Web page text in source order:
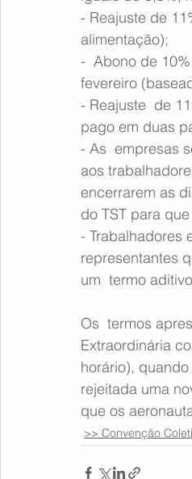
- Reajuste de
alimentação);
-  Abono de
fevereiro
- Reajuste  de
pago em duas
- As  empresas
aos
encerrarem as
do TST para
- Trabalhadores
representantes
um  termo
Os  termos
Extraordinária
horário),
rejeitada uma
que os
>> Convenção